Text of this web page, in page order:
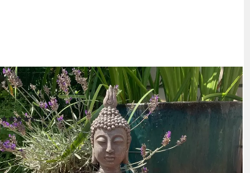
K&L WALL ART
Buddhafigur Boho Buddha Statue Kunststein Beton Feng
Shui Deko (1, Gartenfigur), 45cm große Steinfigur
(17)
52,99 € UVP64,99 €
-18%
lieferbar - in 4-5 Werktagen bei dir